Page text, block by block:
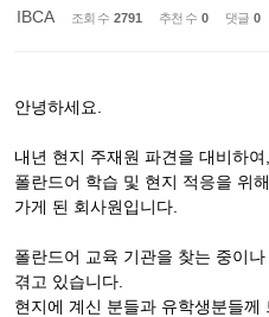
IBCA
조회 수 2791 추천 수 0 댓글 0
안녕하세요.
내년 현지 주재원 파견을 대비하여,
폴란드어 학습 및 현지 적응을 위
가게 된 회사원입니다.
폴란드어 교육 기관을 찾는 중이
겪고 있습니다.
현지에 계신 분들과 유학생분들